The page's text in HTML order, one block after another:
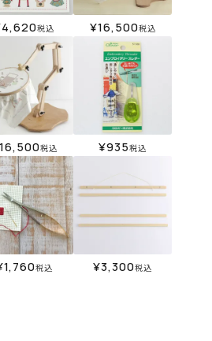
4,620税込 ¥16,500税込
16,500税込 ¥935税込
1,760税込 ¥3,300税込